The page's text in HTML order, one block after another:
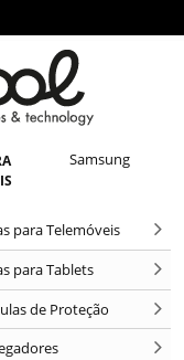
Samsung
para Telemóveis
para Tablets
de Proteção